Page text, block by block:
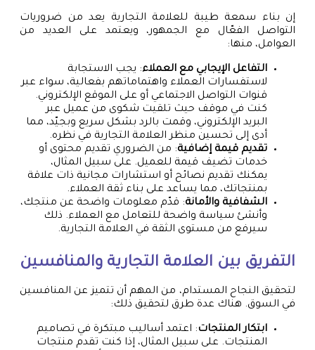
إن بناء سمعة طيبة للعلامة التجارية يعد من ضروريات
التواصل الفعّال مع الجمهور، ويعتمد على العديد من
العوامل، منها:
التفاعل الإيجابي مع العملاء: يجب الاستجابة
لاستفسارات العملاء واهتماماتهم بفعالية، سواء عبر
قنوات التواصل الاجتماعي أو على الموقع الإلكتروني.
كنت في موقف حيث تلقيت شكوى من عميل عبر
البريد الإلكتروني، وقمت بالرد بشكل سريع وبجيّد، مما
أدى إلى تحسين منظر العلامة التجارية في نظره.
تقديم قيمة إضافية: من الضروري تقديم محتوى أو
خدمات تضيف قيمة للعميل. على سبيل المثال،
يمكنك تقديم نصائح أو استشارات مجانية ذات علاقة
بمنتجاتك، مما يساعد على بناء ثقة العملاء.
الشفافية والأمانة: قدّم معلومات واضحة عن منتجك،
وأنشئ سياسة واضحة للتعامل مع العملاء. ذلك
سيرفع من مستوى الثقة في العلامة التجارية.
التفريق بين العلامة التجارية والمنافسين
لتحقيق النجاح المستدام، من المهم أن تتميز عن المنافسين
في السوق. هناك عدة طرق لتحقيق ذلك:
ابتكار المنتجات: اعتمد أساليب مبتكرة في تصاميم
المنتجات. على سبيل المثال، إذا كنت تقدم منتجات